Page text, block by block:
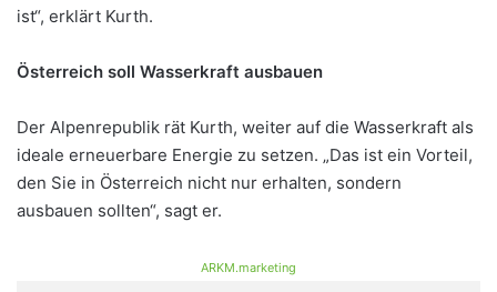
ist“, erklärt Kurth.
Österreich soll Wasserkraft ausbauen
Der Alpenrepublik rät Kurth, weiter auf die Wasserkraft als
ideale erneuerbare Energie zu setzen. „Das ist ein Vorteil,
den Sie in Österreich nicht nur erhalten, sondern
ausbauen sollten“, sagt er.
ARKM.marketing